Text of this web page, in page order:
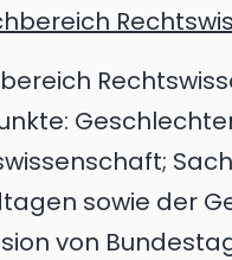
sowie der
von